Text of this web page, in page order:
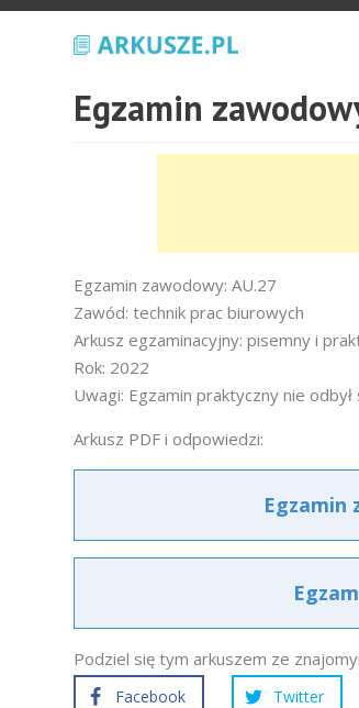
Egzamin
Egzamin zawodowy: AU.27
Zawód: technik prac biurowych
Arkusz egzaminacyjny: pisemny i
Rok: 2022
Uwagi: Egzamin praktyczny nie
Arkusz PDF i odpowiedzi:
Egzamin
Podziel się tym arkuszem ze
Facebook Twitter